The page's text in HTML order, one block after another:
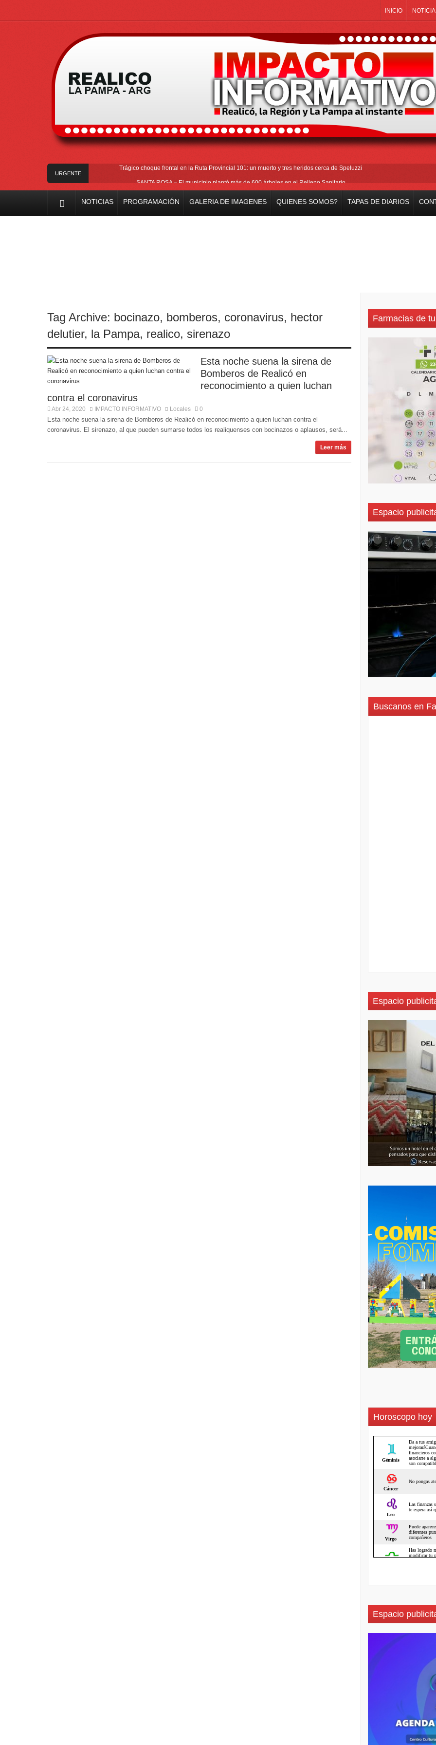
INICIO
URGENTE
Trágico choque frontal en la Ruta Provincial 101: un muerto y tres heridos cerca de Speluzzi
SANTA ROSA – El municipio plantó más de 600 árboles en el Relleno Sanitario
Vecinos de Realicó se manifestaron en la plaza central en contra de la «Ley de Tierras»
NOTICIAS PROGRAMACIÓN GALERIA DE IMAGENES QUIENES SOMOS? TAPAS DE DIARIOS
Tag Archive: bocinazo, bomberos, coronavirus, hector
delutier, la Pampa, realico, sirenazo
Esta noche suena la sirena de
Bomberos de Realicó en
reconocimiento a quien luchan
contra el coronavirus
Abr 24, 2020 IMPACTO INFORMATIVO Locales 0
Esta noche suena la sirena de Bomberos de Realicó en reconocimiento a quien luchan contra el
coronavirus. El sirenazo, al que pueden sumarse todos los realiquenses con bocinazos o aplausos, será...
Leer más
Farmacias de
Espacio
Buscanos en
Espacio
Horoscopo hoy
Espacio